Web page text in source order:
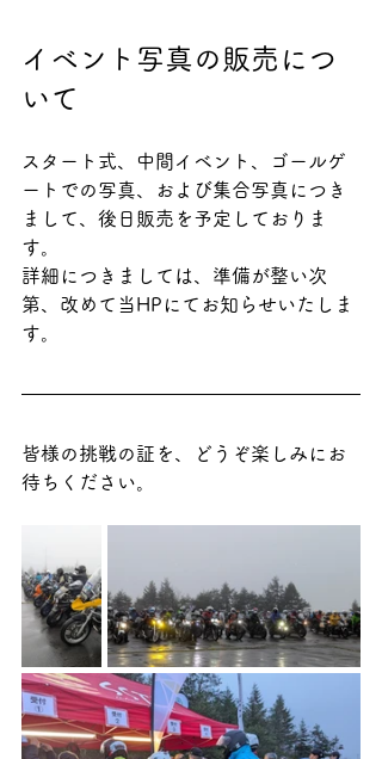
イベント写真の販売につ
いて
スタート式、中間イベント、ゴールゲ
ートでの写真、および集合写真につき
まして、後日販売を予定しておりま
す。
詳細につきましては、準備が整い次
第、改めて当HPにてお知らせいたしま
す。
皆様の挑戦の証を、どうぞ楽しみにお
待ちください。